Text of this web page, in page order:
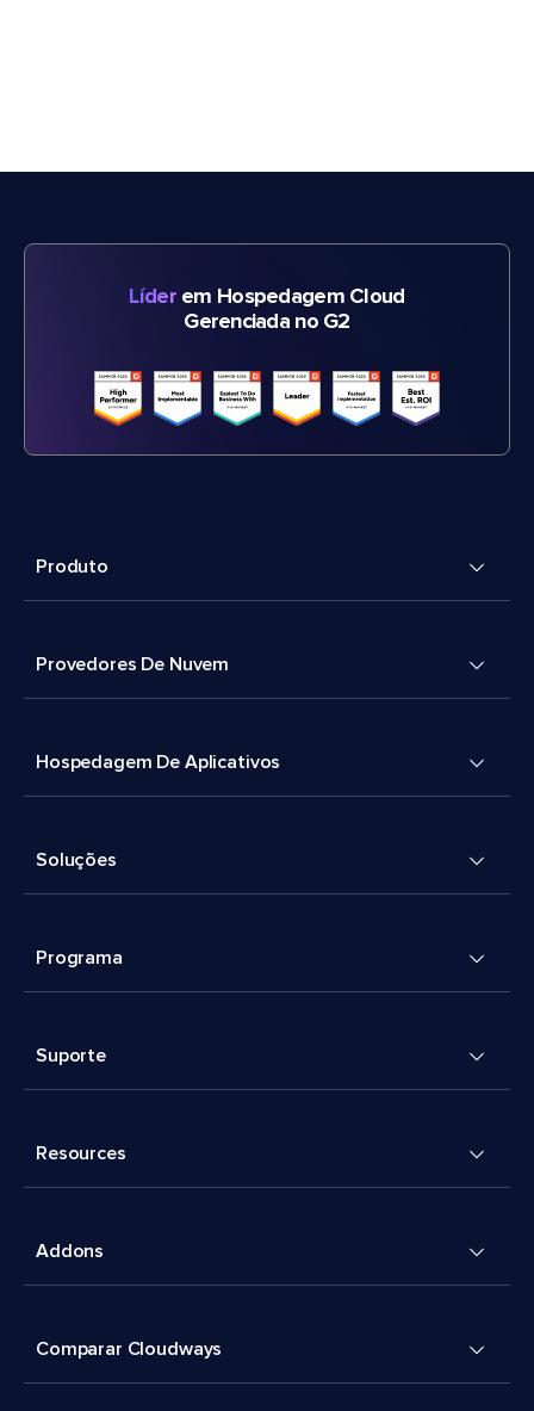
Líderem Hospedagem Cloud
Gerenciada no G2
Produto
Provedores De Nuvem
Hospedagem De Aplicativos
Soluções
Programa
Suporte
Resources
Addons
Comparar Cloudways